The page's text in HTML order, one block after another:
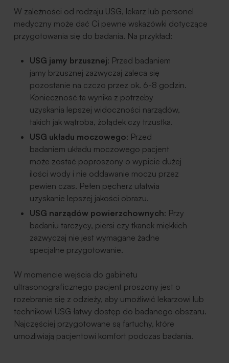
W zależności od rodzaju USG, lekarz lub personel
medyczny może dać Ci pewne wskazówki dotyczące
przygotowania się do badania. Na przykład:
USG jamy brzusznej: Przed badaniem
jamy brzusznej zazwyczaj zaleca się
pozostanie na czczo przez ok. 6-8 godzin.
Konieczność ta wynika z potrzeby
uzyskania lepszej widoczności narządów,
takich jak wątroba, żołądek czy trzustka.
USG układu moczowego: Przed
badaniem układu moczowego pacjent
może zostać poproszony o wypicie dużej
ilości wody i nie oddawanie moczu przez
pewien czas. Pełen pęcherz ułatwia
uzyskanie lepszej jakości obrazu.
USG narządów powierzchownych: Przy
badaniu tarczycy, piersi czy tkanek miękkich
zazwyczaj nie jest wymagane żadne
specjalne przygotowanie.
W momencie wejścia do gabinetu
ultrasonograficznego pacjent proszony jest o
rozebranie się z odzieży, aby umożliwić lekarzowi lub
technikowi USG łatwy dostęp do badanego obszaru.
Najczęściej przygotowane są fartuchy, które
umożliwiają pacjentowi komfort podczas badania.